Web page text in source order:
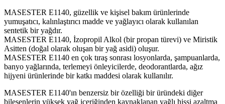
MASESTER E1140, güzellik ve kişisel bakım ürünlerinde
yumuşatıcı, kalınlaştırıcı madde ve yağlayıcı olarak kullanılan
sentetik bir yağdır.
MASESTER E1140, İzopropil Alkol (bir propan türevi) ve Miristik
Asitten (doğal olarak oluşan bir yağ asidi) oluşur.
MASESTER E1140 en çok tıraş sonrası losyonlarda, şampuanlarda,
banyo yağlarında, terlemeyi önleyicilerde, deodorantlarda, ağız
hijyeni ürünlerinde bir katkı maddesi olarak kullanılır.
MASESTER E1140'ın benzersiz bir özelliği bir üründeki diğer
bileşenlerin yüksek yağ içeriğinden kaynaklanan yağlı hissi azaltma